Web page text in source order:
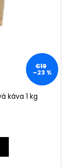
€19
–23 %
káva 1 kg